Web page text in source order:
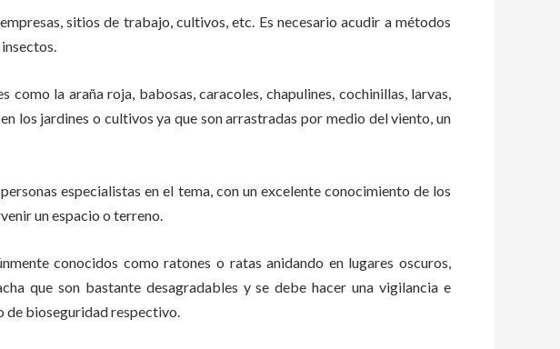
sitios de trabajo, cultivos, etc. Es necesario acudir a métodos
como la araña roja, babosas, caracoles, chapulines, cochinillas, larvas,
los jardines o cultivos ya que son arrastradas por medio del viento, un
especialistas en el tema, con un excelente conocimiento de los
un espacio o terreno.
conocidos como ratones o ratas anidando en lugares oscuros,
que son bastante desagradables y se debe hacer una vigilancia e
de bioseguridad respectivo.